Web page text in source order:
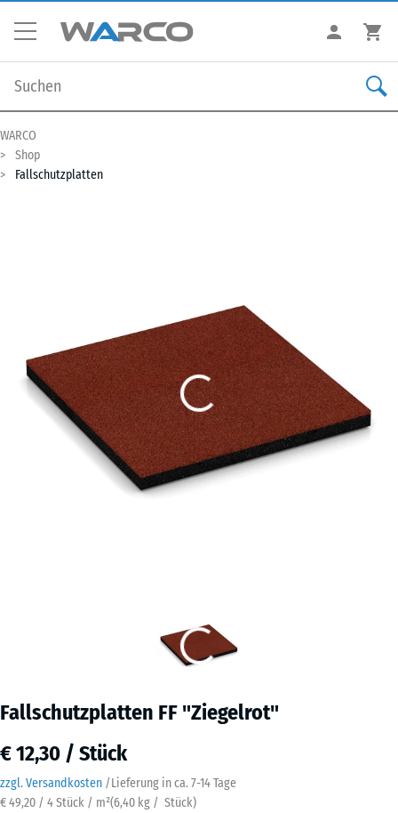
WARCO
Shop
Fallschutzplatten
Fallschutzplatten FF "Ziegelrot"
€ 12,30 / Stück
zzgl. Versandkosten /Lieferung in ca. 7-14 Tage
€ 49,20 / 4 Stück / m²(6,40 kg / Stück)